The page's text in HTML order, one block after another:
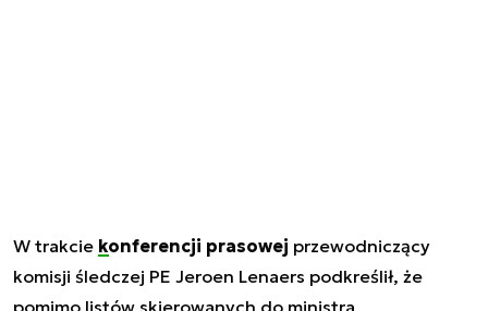
W trakcie konferencji prasowej przewodniczący
komisji śledczej PE Jeroen Lenaers podkreślił, że